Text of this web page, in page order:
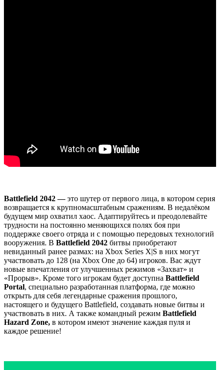
Battlefield 2042 —это шутер от первого лица, в котором серия
возвращается к крупномасштабным сражениям. В недалёком
будущем мир охватил хаос. Адаптируйтесь и преодолевайте
трудности на постоянно меняющихся полях боя при
поддержке своего отряда и с помощью передовых технологий
вооружения. В Battlefield 2042 битвы приобретают
невиданный ранее размах: на Xbox Series X|S в них могут
участвовать до 128 (на Xbox One до 64) игроков. Вас ждут
новые впечатления от улучшенных режимов «Захват» и
«Прорыв». Кроме того игрокам будет доступна Battlefield
Portal, специально разработанная платформа, где можно
открыть для себя легендарные сражения прошлого,
настоящего и будущего Battlefield, создавать новые битвы и
участвовать в них. А также командный режим Battlefield
Hazard Zone, в котором имеют значение каждая пуля и
каждое решение!